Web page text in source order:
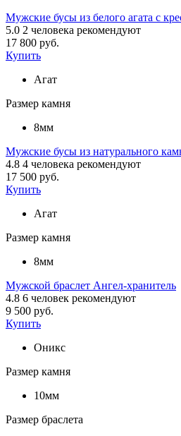
Мужские бусы из белого агата с
5.0 2 человека рекомендуют
17 800 руб.
Купить
Агат
Размер камня
8мм
Мужские бусы из натурального
4.8 4 человека рекомендуют
17 500 руб.
Купить
Агат
Размер камня
8мм
Мужской браслет Ангел-хранитель
4.8 6 человек рекомендуют
9 500 руб.
Купить
Оникс
Размер камня
10мм
Размер браслета